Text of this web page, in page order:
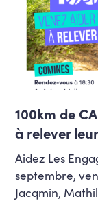
100km de
à relever
Aidez Les
septembre,
Jacqmin,